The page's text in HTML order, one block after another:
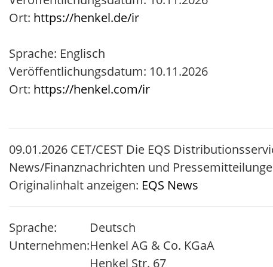
Ort: https://henkel.de/ir
Sprache: Englisch
Veröffentlichungsdatum: 10.11.2026
Ort: https://henkel.com/ir
09.01.2026 CET/CEST Die EQS
News/Finanznachrichten und
Originalinhalt anzeigen: EQS News
Sprache:
Deutsch
Unternehmen:Henkel AG & Co. KGaA
Henkel Str. 67